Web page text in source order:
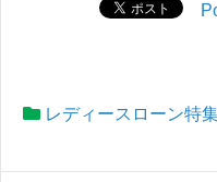
レディースローン特